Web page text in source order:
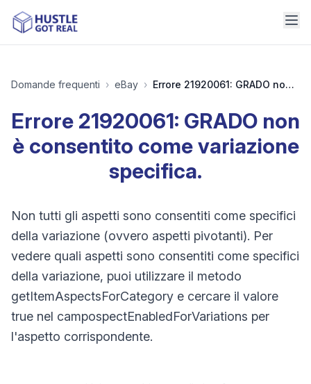
Domande frequenti › eBay › Errore 21920061: GRADO non è consentito come variazione specifica.
Errore 21920061: GRADO non
è consentito come variazione
specifica.
Non tutti gli aspetti sono consentiti come specifici
della variazione (ovvero aspetti pivotanti). Per
vedere quali aspetti sono consentiti come specifici
della variazione, puoi utilizzare il metodo
getItemAspectsForCategory e cercare il valore
true nel campospectEnabledForVariations per
l'aspetto corrispondente.